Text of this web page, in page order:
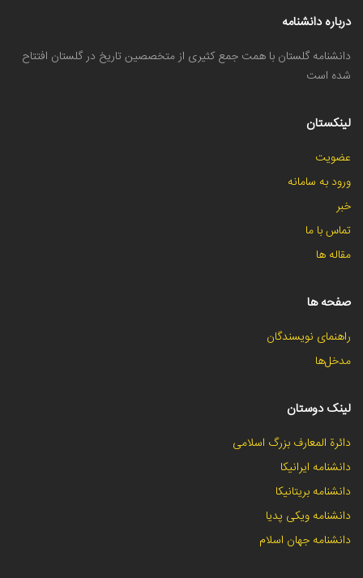
درباره دانشنامه
دانشنامه گلستان با همت جمع کثیری از متخصصین تاریخ در گلستان افتتاح
شده است
لینکستان
عضویت
ورود به سامانه
خبر
تماس با ما
مقاله ها
صفحه ها
راهنمای نویسندگان
مدخل‌ها
لینک دوستان
دائرة المعارف بزرگ اسلامی
دانشنامه ایرانیکا
دانشنامه بریتانیکا
دانشنامه ویکی پدیا
دانشنامه جهان اسلام